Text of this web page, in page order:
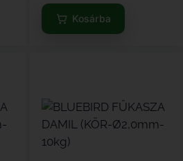
Kosárba